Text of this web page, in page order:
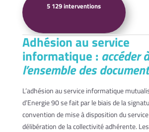
5 129 interventions
Adhésion au service
informatique : accéder à
l’ensemble des
L’adhésion au service informatique
d’Energie 90 se fait par le biais de la
convention de mise à disposition du
délibération de la collectivité adhérente.